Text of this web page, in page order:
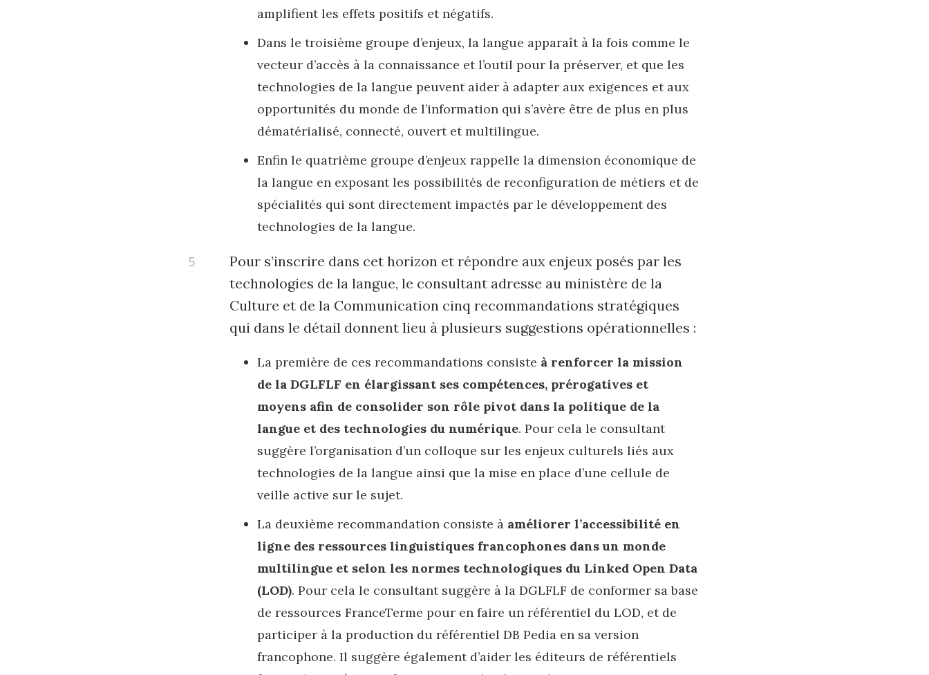
amplifient les effets positifs et négatifs.
Dans le troisième groupe d’enjeux, la langue apparaît à la fois comme le
vecteur d’accès à la connaissance et l’outil pour la préserver, et que les
technologies de la langue peuvent aider à adapter aux exigences et aux
opportunités du monde de l’information qui s’avère être de plus en plus
dématérialisé, connecté, ouvert et multilingue.
Enfin le quatrième groupe d’enjeux rappelle la dimension économique de
la langue en exposant les possibilités de reconfiguration de métiers et de
spécialités qui sont directement impactés par le développement des
technologies de la langue.
Pour s’inscrire dans cet horizon et répondre aux enjeux posés par les
technologies de la langue, le consultant adresse au ministère de la
Culture et de la Communication cinq recommandations stratégiques
qui dans le détail donnent lieu à plusieurs suggestions opérationnelles :
La première de ces recommandations consiste à renforcer la mission
de la DGLFLF en élargissant ses compétences, prérogatives et
moyens afin de consolider son rôle pivot dans la politique de la
langue et des technologies du numérique. Pour cela le consultant
suggère l’organisation d’un colloque sur les enjeux culturels liés aux
technologies de la langue ainsi que la mise en place d’une cellule de
veille active sur le sujet.
La deuxième recommandation consiste à améliorer l’accessibilité en
ligne des ressources linguistiques francophones dans un monde
multilingue et selon les normes technologiques du Linked Open Data
(LOD). Pour cela le consultant suggère à la DGLFLF de conformer sa base
de ressources FranceTerme pour en faire un référentiel du LOD, et de
participer à la production du référentiel DB Pedia en sa version
francophone. Il suggère également d’aider les éditeurs de référentiels